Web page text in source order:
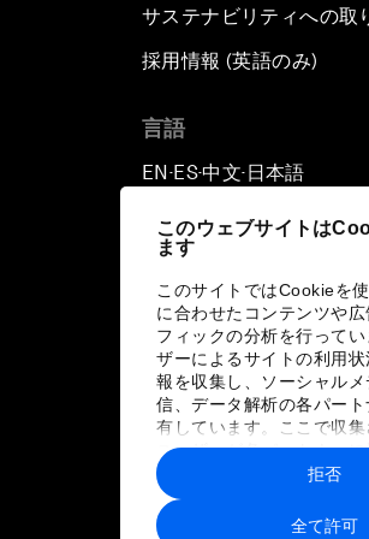
このウェブサイトは
ます
このサイトではCookieを
に合わせたコンテンツや
フィックの分析を行って
ザーによるサイトの利用
報を収集し、ソーシャル
信、データ解析の各パー
有しています。ここで収集
ユーザーが各パートナー
報や各パートナーのサービ
に収集された情報と組み
トナーによって使用される
全て許可
拒否
サステナビリティへの取
採用情報 (英語のみ)
言語
EN ▪ ES▪中文▪ 日本語